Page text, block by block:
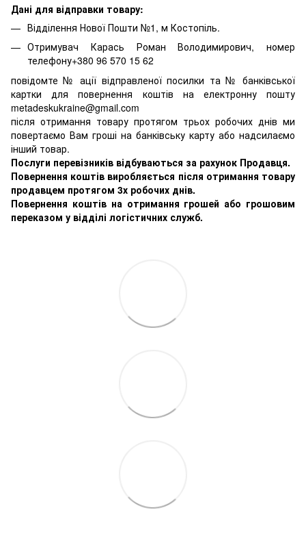
Дані для відправки товару:
Відділення Нової Пошти №1, м Костопіль.
Отримувач Карась Роман Володимирович, номер
телефону+380 96 570 15 62
повідомте № ації відправленої посилки та № банківської
картки для повернення коштів на електронну пошту
metadeskukraine@gmail.com
після отримання товару протягом трьох робочих днів ми
повертаємо Вам гроші на банківську карту або надсилаємо
інший товар.
Послуги перевізників відбуваються за рахунок Продавця.
Повернення коштів виробляється після отримання товару
продавцем протягом 3х робочих днів.
Повернення коштів на отримання грошей або грошовим
переказом у відділі логістичних служб.